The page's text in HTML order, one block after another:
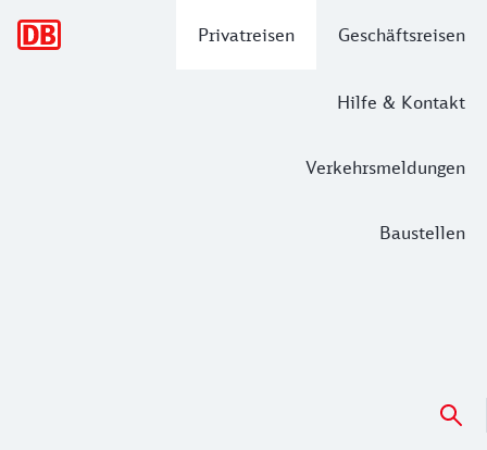
Privatreisen Geschäftsreisen
Hilfe & Kontakt
Verkehrsmeldungen
Baustellen